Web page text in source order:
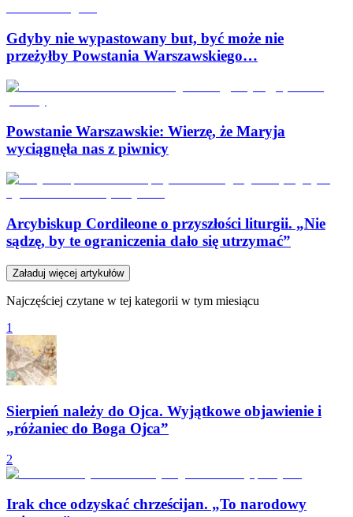
Gdyby nie wypastowany but, być może nie
przeżyłby Powstania Warszawskiego…
Powstanie Warszawskie: Wierzę, że Maryja
wyciągnęła nas z piwnicy
Arcybiskup Cordileone o przyszłości liturgii. „Nie
sądzę, by te ograniczenia dało się utrzymać”
Załaduj więcej artykułów
Najczęściej czytane w tej kategorii w tym miesiącu
1
Sierpień należy do Ojca. Wyjątkowe objawienie i
„różaniec do Boga Ojca”
2
Irak chce odzyskać chrześcijan. „To narodowy